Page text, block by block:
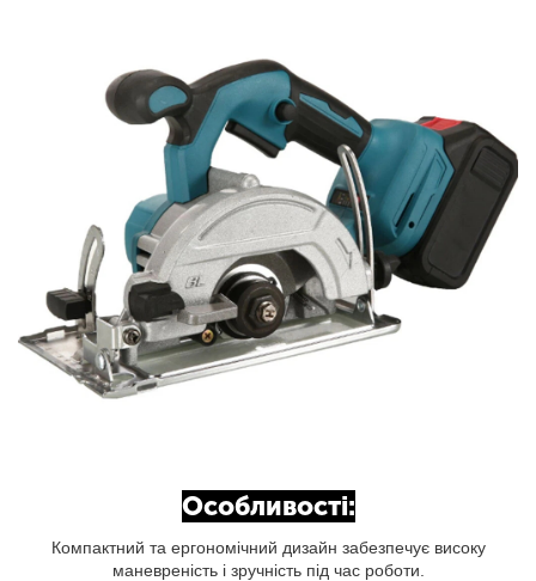
Особливості:
Компактний та ергономічний дизайн забезпечує високу
маневреність і зручність під час роботи.